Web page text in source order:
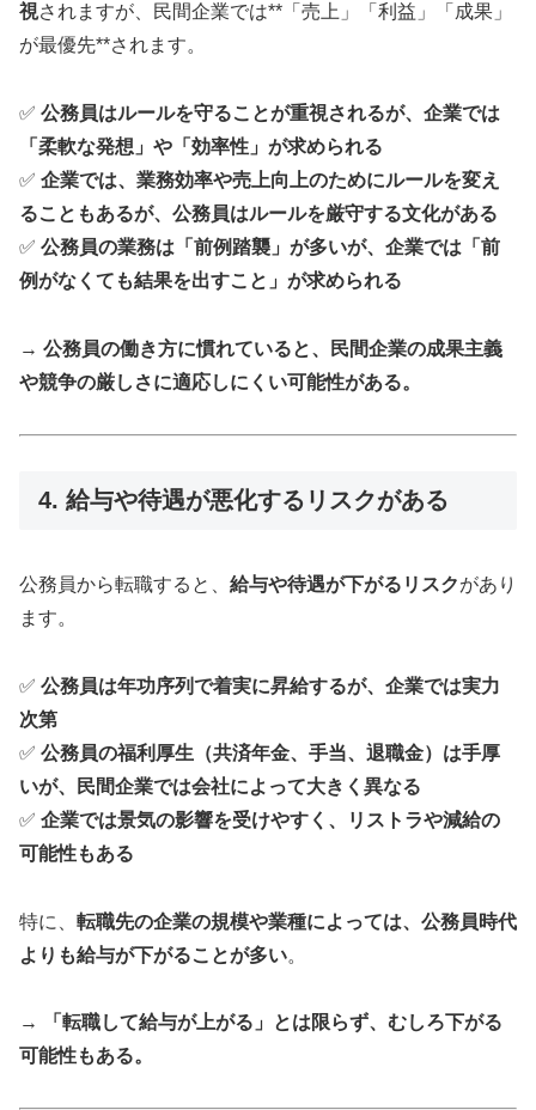
視されますが、民間企業では**「売上」「利益」「成果」
が最優先**されます。
✅ 公務員はルールを守ることが重視されるが、企業では
「柔軟な発想」や「効率性」が求められる
✅ 企業では、業務効率や売上向上のためにルールを変え
ることもあるが、公務員はルールを厳守する文化がある
✅ 公務員の業務は「前例踏襲」が多いが、企業では「前
例がなくても結果を出すこと」が求められる
→ 公務員の働き方に慣れていると、民間企業の成果主義
や競争の厳しさに適応しにくい可能性がある。
4. 給与や待遇が悪化するリスクがある
公務員から転職すると、 給与や待遇が下がるリスクがあり
ます。
✅ 公務員は年功序列で着実に昇給するが、企業では実力
次第
✅ 公務員の福利厚生（共済年金、手当、退職金）は手厚
いが、民間企業では会社によって大きく異なる
✅ 企業では景気の影響を受けやすく、リストラや減給の
可能性もある
特に、 転職先の企業の規模や業種によっては、公務員時代
よりも給与が下がることが多い。
→
「転職して給与が上がる」とは限らず、むしろ下がる
可能性もある。